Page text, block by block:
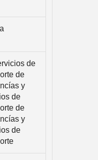
de
de
y
de
de
y
de